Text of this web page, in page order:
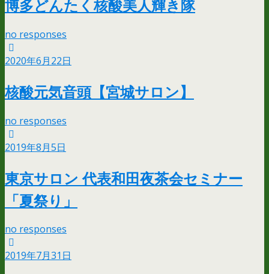
no responses
2020年6月22日
核酸元気音頭【宮城サロン】
no responses
2019年8月5日
東京サロン 代表和田夜茶会セミナー
「夏祭り」
no responses
2019年7月31日